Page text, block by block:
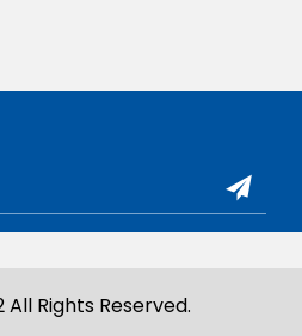
Rights Reserved.